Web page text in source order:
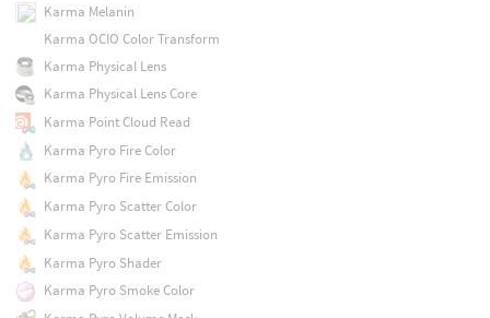
Karma Melanin
Karma OCIO Color Transform
Karma Physical Lens
Karma Physical Lens Core
Karma Point Cloud Read
Karma Pyro Fire Color
Karma Pyro Fire Emission
Karma Pyro Scatter Color
Karma Pyro Scatter Emission
Karma Pyro Shader
Karma Pyro Smoke Color